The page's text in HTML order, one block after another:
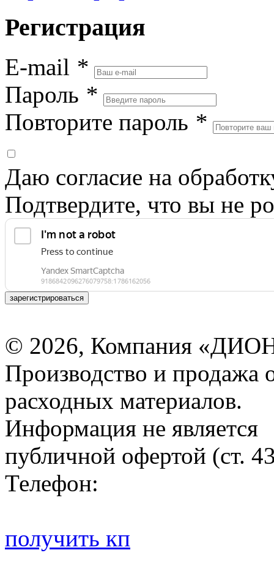
Регистрация
E-mail *
Пароль *
Повторите пароль *
Даю согласие на
Подтвердите, что вы не
зарегистрироваться
© 2026, Компания
Производство и продажа
расходных материалов.
Информация не является
публичной офертой (ст.
Телефон:
получить кп